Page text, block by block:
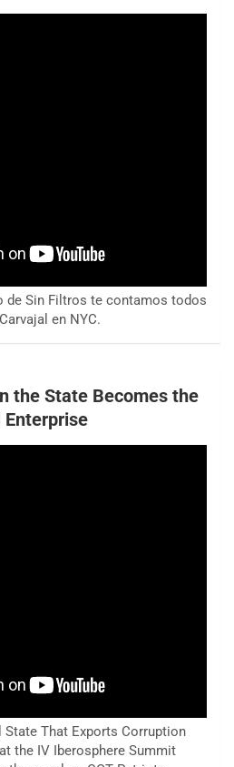
de Sin Filtros te contamos todos
en NYC.
the State Becomes the
State That Exports Corruption
the IV Iberosphere Summit